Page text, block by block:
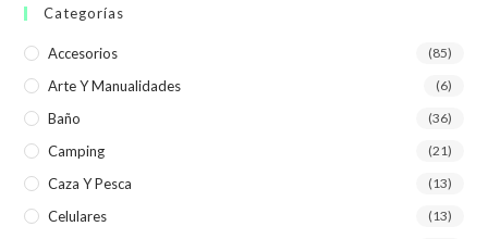
Categorías
Accesorios (85)
Arte Y Manualidades (6)
Baño (36)
Camping (21)
Caza Y Pesca (13)
Celulares (13)